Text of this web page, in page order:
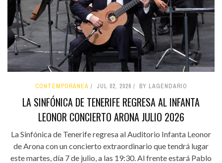
CONTEMPORÁNEA JUL 02, 2026 BY LAGENDARIO
LA SINFÓNICA DE TENERIFE REGRESA AL INFANTA
LEONOR CONCIERTO ARONA JULIO 2026
La Sinfónica de Tenerife regresa al Auditorio Infanta Leonor
de Arona con un concierto extraordinario que tendrá lugar
este martes, día 7 de julio, a las 19:30. Al frente estará Pablo